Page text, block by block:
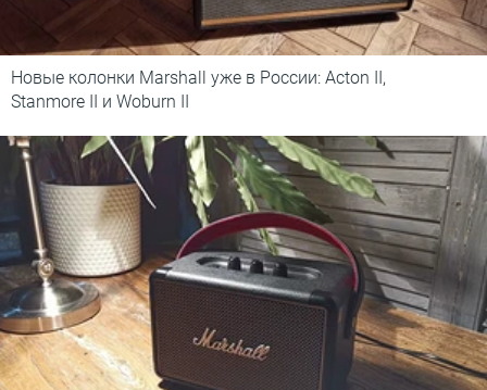
Новые колонки Marshall уже в России: Acton II,
Stanmore II и Woburn II